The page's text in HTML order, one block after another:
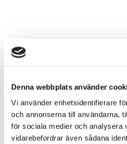
Denna webbplats använder
Vi använder enhetsidentifierare
och annonserna till användarna,
för sociala medier och analysera
vidarebefordrar även sådana
Skicka
publiceras.
*